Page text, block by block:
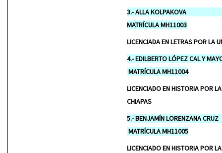
3.- ALLA
MATRÍCULA MH11003
LICENCIADA EN LETRAS POR LA
4.- EDILBERTO
MATRÍCULA MH11004
LICENCIADO EN HISTORIA POR
CHIAPAS
5.- BENJAMÍN
MATRÍCULA MH11005
LICENCIADO EN HISTORIA POR